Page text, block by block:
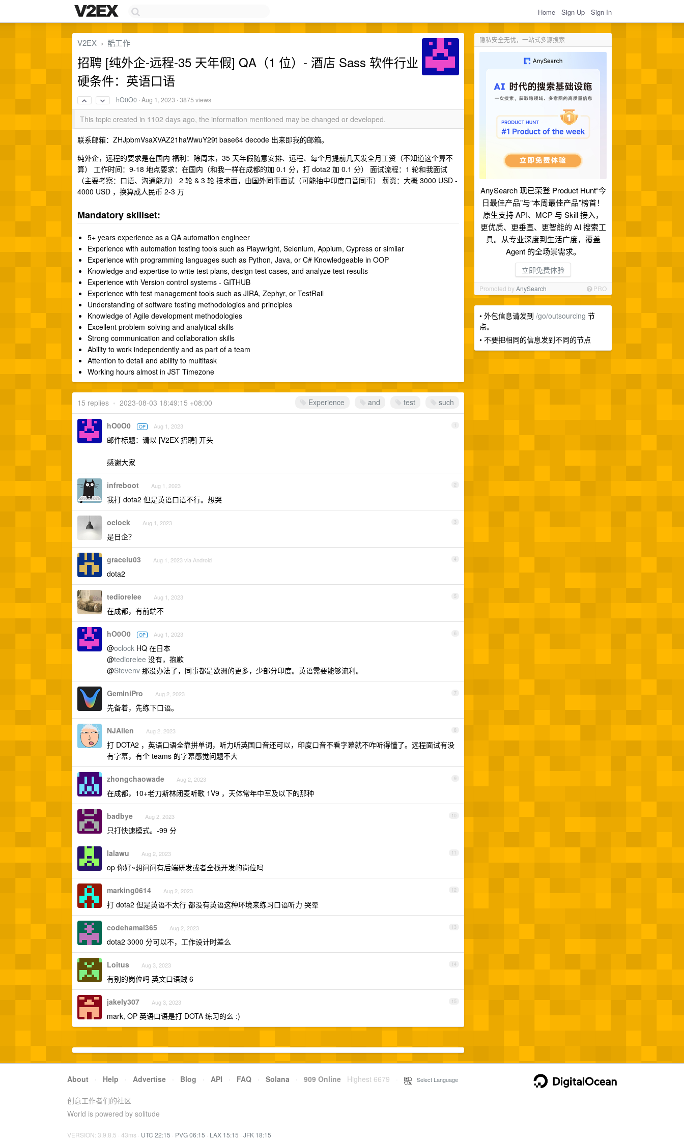
Home Sign Up Sign In
隐私安全无忧，一站式多源搜索
AnySearch 现已荣登 Product Hunt“今
日最佳产品”与“本周最佳产品”榜首！
原生支持 API、MCP 与 Skill 接入，
更优质、更垂直、更智能的 AI 搜索工
具。从专业深度到生活广度，覆盖
Agent 的全场景需求。
立即免费体验
Promoted byAnySearch PRO
• 外包信息请发到 /go/outsourcing 节
点。
• 不要把相同的信息发到不同的节点
V2EX › 酷工作
招聘 [纯外企-远程-35 天年假] QA（1 位）- 酒店 Sass 软件行业
硬条件：英语口语
hO0O0 ·Aug 1, 2023 · 3875 views
This topic created in 1102 days ago, the information mentioned may be changed or developed.
联系邮箱：ZHJpbmVsaXVAZ21haWwuY29t base64 decode 出来即我的邮箱。
纯外企，远程的要求是在国内 福利：除周末，35 天年假随意安排、远程、每个月提前几天发全月工资（不知道这个算不
算） 工作时间：9-18 地点要求：在国内（和我一样在成都的加 0.1 分，打 dota2 加 0.1 分） 面试流程：1 轮和我面试
（主要考察：口语、沟通能力） 2 轮 & 3 轮 技术面，由国外同事面试（可能抽中印度口音同事） 薪资：大概 3000 USD -
4000 USD ，换算成人民币 2-3 万
Mandatory skillset:
5+ years experience as a QA automation engineer
Experience with automation testing tools such as Playwright, Selenium, Appium, Cypress or similar
Experience with programming languages such as Python, Java, or C# Knowledgeable in OOP
Knowledge and expertise to write test plans, design test cases, and analyze test results
Experience with Version control systems - GITHUB
Experience with test management tools such as JIRA, Zephyr, or TestRail
Understanding of software testing methodologies and principles
Knowledge of Agile development methodologies
Excellent problem-solving and analytical skills
Strong communication and collaboration skills
Ability to work independently and as part of a team
Attention to detail and ability to multitask
Working hours almost in JST Timezone
Experience and test such
15 replies • 2023-08-03 18:49:15 +08:00
1
hO0O0 OP Aug 1, 2023
邮件标题：请以 [V2EX-招聘] 开头
感谢大家
2
infreboot Aug 1, 2023
我打 dota2 但是英语口语不行。想哭
3
oclock Aug 1, 2023
是日企？
4
gracelu03 Aug 1, 2023 via Android
dota2
5
tediorelee Aug 1, 2023
在成都，有前端不
6
hO0O0 OP Aug 1, 2023
@oclock HQ 在日本
@tediorelee 没有，抱歉
@Stevenv 那没办法了，同事都是欧洲的更多，少部分印度。英语需要能够流利。
7
GeminiPro Aug 2, 2023
先备着，先练下口语。
8
NJAllen Aug 2, 2023
打 DOTA2 ，英语口语全靠拼单词，听力听英国口音还可以，印度口音不看字幕就不咋听得懂了。远程面试有没
有字幕，有个 teams 的字幕感觉问题不大
9
zhongchaowade Aug 2, 2023
在成都，10+老刀斯林闭麦听歌 1V9 ，天体常年中军及以下的那种
10
badbye Aug 2, 2023
只打快速模式。-99 分
11
lalawu Aug 2, 2023
op 你好~想问问有后端研发或者全栈开发的岗位吗
12
marking0614 Aug 2, 2023
打 dota2 但是英语不太行 都没有英语这种环境来练习口语听力 哭晕
13
codehamal365 Aug 2, 2023
dota2 3000 分可以不，工作设计时差么
14
Loitus Aug 3, 2023
有别的岗位吗 英文口语贼 6
15
jakely307 Aug 3, 2023
mark, OP 英语口语是打 DOTA 练习的么 :)
About · Help · Advertise · Blog · API · FAQ · Solana · 909 Online Highest 6679 Select Language
创意工作者们的社区
World is powered by solitude
VERSION: 3.9.8.5 · 43ms · UTC 22:15 · PVG 06:15 · LAX 15:15 · JFK 18:15